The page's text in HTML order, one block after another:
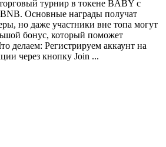
турнир в токене BABY с
Основные награды получат
но даже участники вне топа могут
бонус, который поможет
делаем: Регистрируем аккаунт на
через кнопку Join ...